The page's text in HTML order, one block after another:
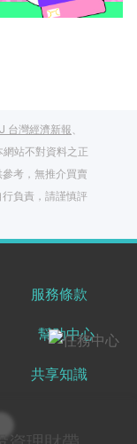
台灣經濟新報
網站不對資料之正
考，無推介買賣
負責，請謹慎評
服務條款
幫助中心
共享知識
這咖？股